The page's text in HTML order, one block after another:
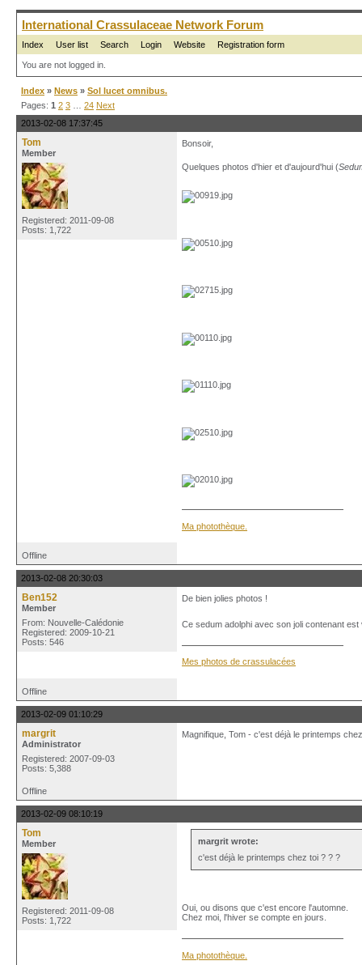
International Crassulaceae Network Forum
Index User list Search Login Website Registration form
You are not logged in.
Index » News » Sol lucet omnibus.
Pages: 1 2 3 24 Next
2013-02-08 17:37:45
Tom
Member
Registered: 2011-09-08
Posts: 1,722
Bonsoir,
Quelques photos d'hier et d'aujourd'hui (
Ma photothèque.
Offline
2013-02-08 20:30:03
Ben152
Member
From: Nouvelle-Calédonie
Registered: 2009-10-21
Posts: 546
De bien jolies photos !
Ce sedum adolphi avec son joli contenant
Mes photos de crassulacées
Offline
2013-02-09 01:10:29
margrit
Administrator
Registered: 2007-09-03
Posts: 5,388
Magnifique, Tom - c'est déjà le printemps
Offline
2013-02-09 08:10:19
Tom
Member
Registered: 2011-09-08
Posts: 1,722
margrit wrote:
c'est déjà le printemps chez toi ? ? ?
Oui, ou disons que c'est encore l'automne.
Chez moi, l'hiver se compte en jours.
Ma photothèque.